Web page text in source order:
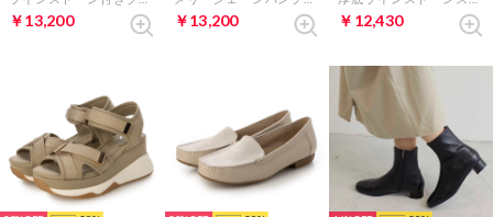
￥13,200 ￥13,200 ￥12,430